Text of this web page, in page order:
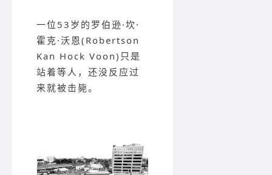
一位53岁的罗伯逊·坎·
霍克·沃恩(Robertson
Kan Hock Voon)只是
站着等人，还没反应过
来就被击毙。